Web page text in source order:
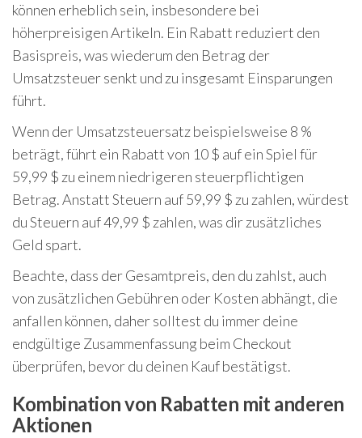
können erheblich sein, insbesondere bei
höherpreisigen Artikeln. Ein Rabatt reduziert den
Basispreis, was wiederum den Betrag der
Umsatzsteuer senkt und zu insgesamt Einsparungen
führt.
Wenn der Umsatzsteuersatz beispielsweise 8 %
beträgt, führt ein Rabatt von 10 $ auf ein Spiel für
59,99 $ zu einem niedrigeren steuerpflichtigen
Betrag. Anstatt Steuern auf 59,99 $ zu zahlen, würdest
du Steuern auf 49,99 $ zahlen, was dir zusätzliches
Geld spart.
Beachte, dass der Gesamtpreis, den du zahlst, auch
von zusätzlichen Gebühren oder Kosten abhängt, die
anfallen können, daher solltest du immer deine
endgültige Zusammenfassung beim Checkout
überprüfen, bevor du deinen Kauf bestätigst.
Kombination von Rabatten mit anderen
Aktionen